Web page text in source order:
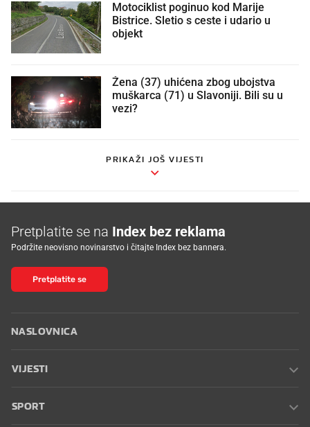
Motociklist poginuo kod Marije
Bistrice. Sletio s ceste i udario u
objekt
Žena (37) uhićena zbog ubojstva
muškarca (71) u Slavoniji. Bili su u
vezi?
PRIKAŽI JOŠ VIJESTI
Pretplatite se na Index bez reklama
Podržite neovisno novinarstvo i čitajte Index bez bannera.
Pretplatite se
NASLOVNICA
VIJESTI
SPORT